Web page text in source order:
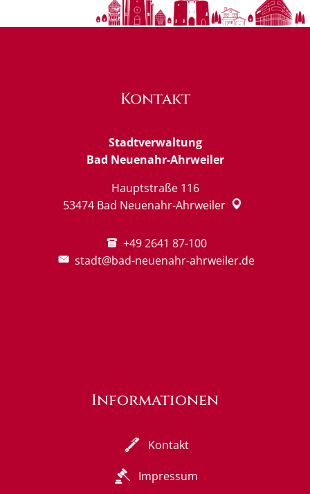
Kontakt
Stadtverwaltung
Bad Neuenahr-Ahrweiler
Hauptstraße 116
53474 Bad Neuenahr-Ahrweiler
+49 2641 87-100
stadt@bad-neuenahr-ahrweiler.de
Informationen
Kontakt
Impressum